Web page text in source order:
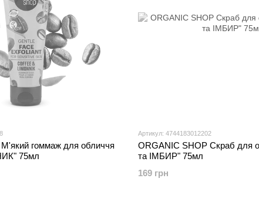
гоммаж для обличчя
75мл
Артикул: 4744183012202
ORGANIC SHOP Скраб
та ІМБИР" 75мл
169 грн